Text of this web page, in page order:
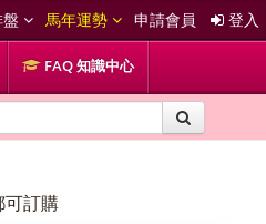
馬年運勢 申請會員 登入
FAQ 知識中心
可訂購